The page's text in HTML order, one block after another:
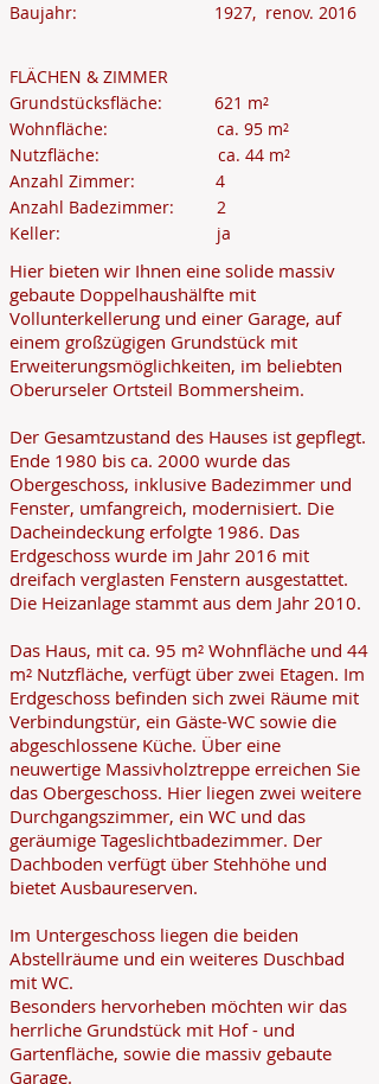
Baujahr: 1927, renov. 2016
FLÄCHEN & ZIMMER
Grundstücksfläche: 621 m²
Wohnfläche: ca. 95 m²
Nutzfläche: ca. 44 m²
Anzahl Zimmer: 4
Anzahl Badezimmer: 2
Keller: ja
Hier bieten wir Ihnen eine solide massiv
gebaute Doppelhaushälfte mit
Vollunterkellerung und einer Garage, auf
einem großzügigen Grundstück mit
Erweiterungsmöglichkeiten, im beliebten
Oberurseler Ortsteil Bommersheim.
Der Gesamtzustand des Hauses ist gepflegt.
Ende 1980 bis ca. 2000 wurde das
Obergeschoss, inklusive Badezimmer und
Fenster, umfangreich, modernisiert. Die
Dacheindeckung erfolgte 1986. Das
Erdgeschoss wurde im Jahr 2016 mit
dreifach verglasten Fenstern ausgestattet.
Die Heizanlage stammt aus dem Jahr 2010.
Das Haus, mit ca. 95 m² Wohnfläche und 44
m² Nutzfläche, verfügt über zwei Etagen. Im
Erdgeschoss befinden sich zwei Räume mit
Verbindungstür, ein Gäste-WC sowie die
abgeschlossene Küche. Über eine
neuwertige Massivholztreppe erreichen Sie
das Obergeschoss. Hier liegen zwei weitere
Durchgangszimmer, ein WC und das
geräumige Tageslichtbadezimmer. Der
Dachboden verfügt über Stehhöhe und
bietet Ausbaureserven.
Im Untergeschoss liegen die beiden
Abstellräume und ein weiteres Duschbad
mit WC.
Besonders hervorheben möchten wir das
herrliche Grundstück mit Hof - und
Gartenfläche, sowie die massiv gebaute
Garage.